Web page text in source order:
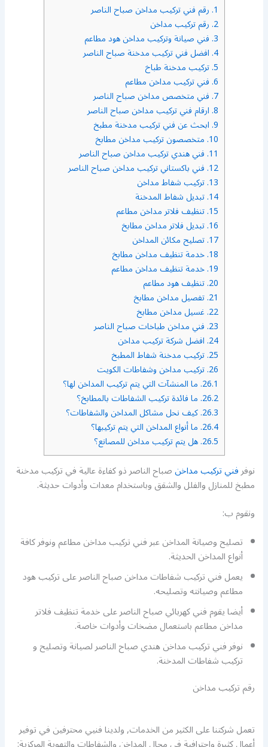
1. رقم فني تركيب مداخن صباح الناصر
2. رقم تركيب مداخن
3. فني صيانة وتركيب مداخن هود مطاعم
4. افضل فني تركيب مدخنة صباح الناصر
5. تركيب مدخنة طباخ
6. فني تركيب مداخن مطاعم
7. فني متخصص مداخن صباح الناصر
8. ارقام فني تركيب مداخن صباح الناصر
9. ابحث عن فني تركيب مدخنة مطبخ
10. متخصصون تركيب مداخن مطابخ
11. فني هندي تركيب مداخن صباح الناصر
12. فني باكستاني تركيب مداخن صباح الناصر
13. تركيب شفاط مداخن
14. تبديل شفاط المدخنة
15. تنظيف فلاتر مداخن مطاعم
16. تبديل فلاتر مداخن مطابخ
17. تصليح مكائن المداخن
18. خدمة تنظيف مداخن مطابخ
19. خدمة تنظيف مداخن مطاعم
20. تنظيف هود مطاعم
21. تفصيل مداخن مطابخ
22. غسيل مداخن مطابخ
23. فني مداخن طباخات صباح الناصر
24. افضل شركة تركيب مداخن
25. تركيب مدخنة شفاط المطبخ
26. تركيب مداخن وشفاطات الكويت
26.1. ما المنشآت التي يتم تركيب المداخن لها؟
26.2. ما فائدة تركيب الشفاطات بالمطابخ؟
26.3. كيف نحل مشاكل المداخن والشفاطات؟
26.4. ما أنواع المداخن التي يتم تركيبها؟
26.5. هل يتم تركيب مداخن للمصانع؟
نوفرفني تركيب مداخنصباح الناصر ذو كفاءة عالية في تركيب مدخنة
مطبخ للمنازل والفلل والشقق وباستخدام معدات وأدوات حديثة.
ونقوم ب:
تصليح وصيانة المداخن عبر فني تركيب مداخن مطاعم ونوفر كافة
أنواع المداخن الحديثة.
يعمل فني تركيب شفاطات مداخن صباح الناصر على تركيب هود
مطاعم وصيانته وتصليحه.
أيضا يقوم فني كهربائي صباح الناصر على خدمة تنظيف فلاتر
مداخن مطاعم باستعمال مضخات وأدوات خاصة.
نوفر فني تركيب مداخن هندي صباح الناصر لصيانة وتصليح و
تركيب شفاطات المدخنة.
رقم تركيب مداخن
تعمل شركتنا على الكثير من الخدمات, ولدينا فنيي محترفين في توفير